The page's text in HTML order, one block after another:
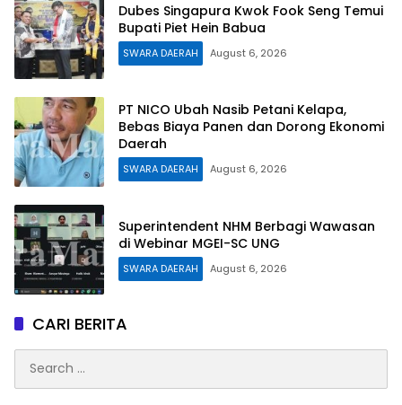
Dubes Singapura Kwok Fook Seng Temui
Bupati Piet Hein Babua
SWARA DAERAH August 6, 2026
PT NICO Ubah Nasib Petani Kelapa,
Bebas Biaya Panen dan Dorong Ekonomi
Daerah
SWARA DAERAH August 6, 2026
Superintendent NHM Berbagi Wawasan
di Webinar MGEI-SC UNG
SWARA DAERAH August 6, 2026
CARI BERITA
for: